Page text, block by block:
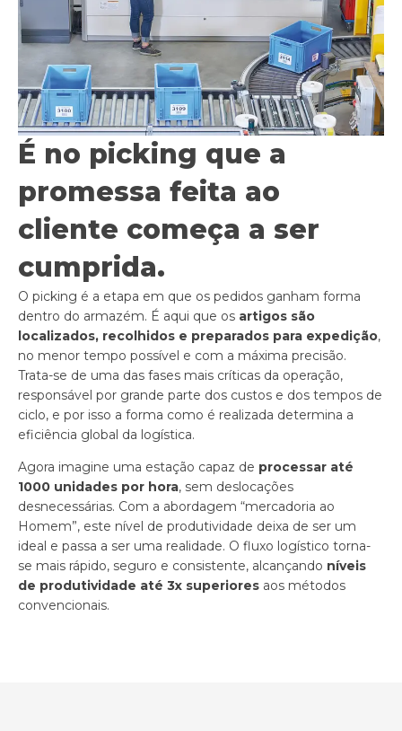
É no picking que a
promessa feita ao
cliente começa a ser
cumprida.
O picking é a etapa em que os pedidos ganham forma
dentro do armazém. É aqui que os artigos são
localizados, recolhidos e preparados para expedição,
no menor tempo possível e com a máxima precisão.
Trata-se de uma das fases mais críticas da operação,
responsável por grande parte dos custos e dos tempos de
ciclo, e por isso a forma como é realizada determina a
eficiência global da logística.
Agora imagine uma estação capaz de processar até
1000 unidades por hora, sem deslocações
desnecessárias. Com a abordagem “mercadoria ao
Homem”, este nível de produtividade deixa de ser um
ideal e passa a ser uma realidade. O fluxo logístico torna-
se mais rápido, seguro e consistente, alcançando níveis
de produtividade até 3x superiores aos métodos
convencionais.